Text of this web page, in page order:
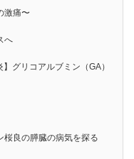
激痛〜
へ
グリコアルブミン（GA）
桜良の膵臓の病気を探る